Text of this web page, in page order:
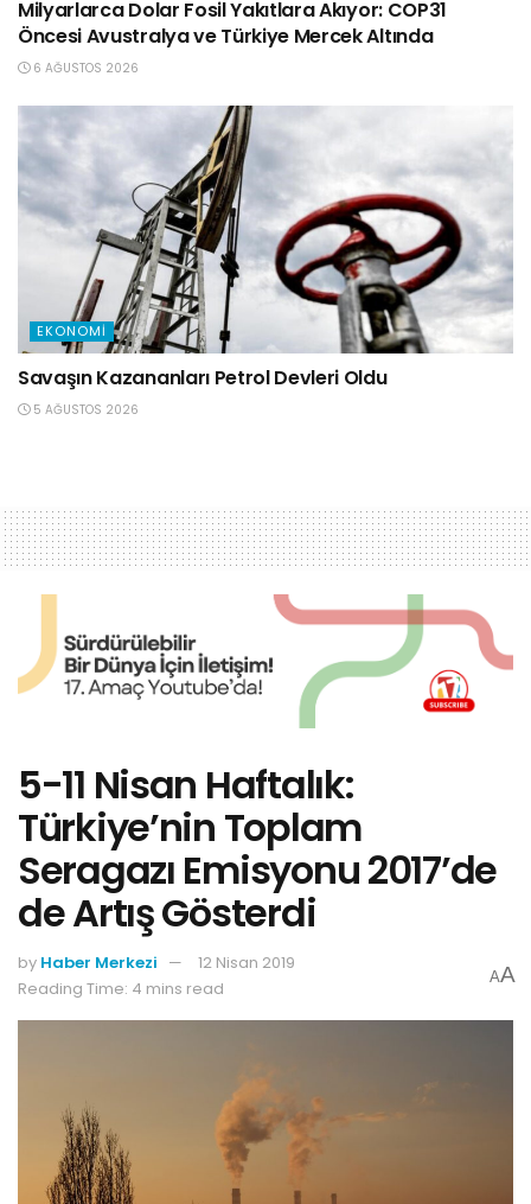
Milyarlarca Dolar Fosil Yakıtlara Akıyor: COP31
Öncesi Avustralya ve Türkiye Mercek Altında
6 AĞUSTOS 2026
EKONOMI
Savaşın Kazananları Petrol Devleri Oldu
5 AĞUSTOS 2026
5-11 Nisan Haftalık:
Türkiye’nin Toplam
Seragazı Emisyonu 2017’de
de Artış Gösterdi
by Haber Merkezi
12 Nisan 2019
Reading Time: 4 mins read
AA